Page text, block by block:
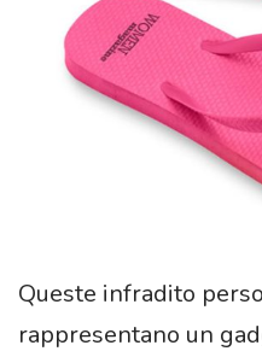
Queste infradito
rappresentano un